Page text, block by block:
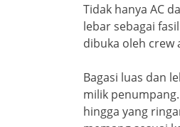
Tidak hanya AC
lebar sebagai
dibuka oleh crew
Bagasi luas dan
milik
hingga yang